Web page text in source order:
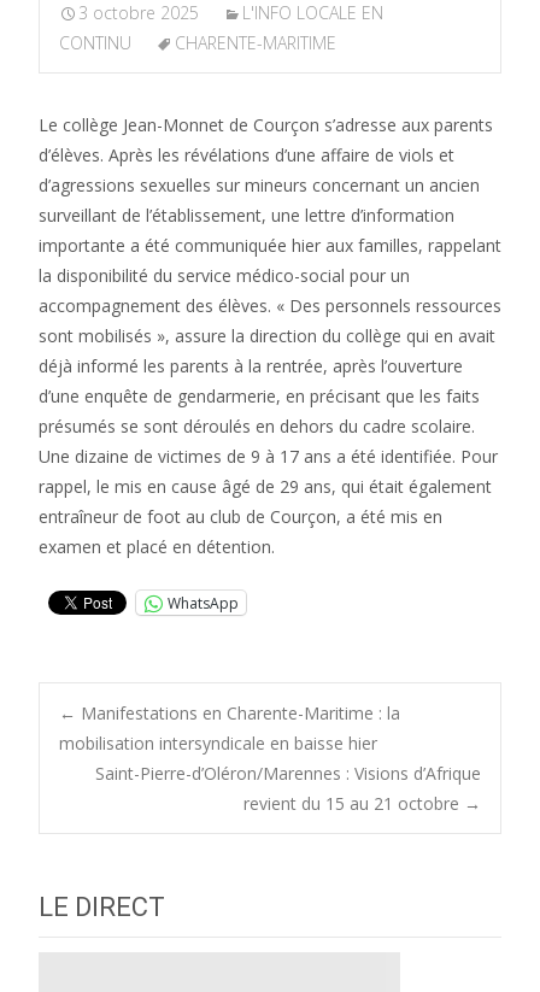
3 octobre 2025
L'INFO LOCALE EN
CONTINU
CHARENTE-MARITIME
Le collège Jean-Monnet de Courçon s’adresse aux parents
d’élèves. Après les révélations d’une affaire de viols et
d’agressions sexuelles sur mineurs concernant un ancien
surveillant de l’établissement, une lettre d’information
importante a été communiquée hier aux familles, rappelant
la disponibilité du service médico-social pour un
accompagnement des élèves. « Des personnels ressources
sont mobilisés », assure la direction du collège qui en avait
déjà informé les parents à la rentrée, après l’ouverture
d’une enquête de gendarmerie, en précisant que les faits
présumés se sont déroulés en dehors du cadre scolaire.
Une dizaine de victimes de 9 à 17 ans a été identifiée. Pour
rappel, le mis en cause âgé de 29 ans, qui était également
entraîneur de foot au club de Courçon, a été mis en
examen et placé en détention.
WhatsApp
Post
navigation
← Manifestations en Charente-Maritime : la
mobilisation intersyndicale en baisse hier
Saint-Pierre-d’Oléron/Marennes : Visions d’Afrique
revient du 15 au 21 octobre →
LE DIRECT